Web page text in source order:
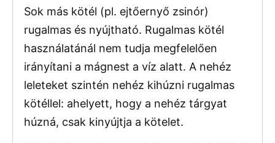
Sok más kötél (pl. ejtőernyő zsinór)
rugalmas és nyújtható. Rugalmas kötél
használatánál nem tudja megfelelően
irányítani a mágnest a víz alatt. A nehéz
leleteket szintén nehéz kihúzni rugalmas
kötéllel: ahelyett, hogy a nehéz tárgyat
húzná, csak kinyújtja a kötelet.